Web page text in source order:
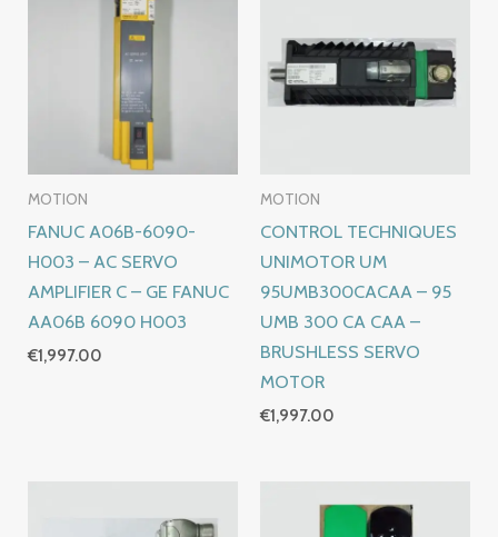
MOTION
FANUC A06B-6090-
H003 – AC SERVO
AMPLIFIER C – GE FANUC
AA06B 6090 H003
€1,997.00
MOTION
CONTROL TECHNIQUES
UNIMOTOR UM
95UMB300CACAA – 95
UMB 300 CA CAA –
BRUSHLESS SERVO
MOTOR
€1,997.00